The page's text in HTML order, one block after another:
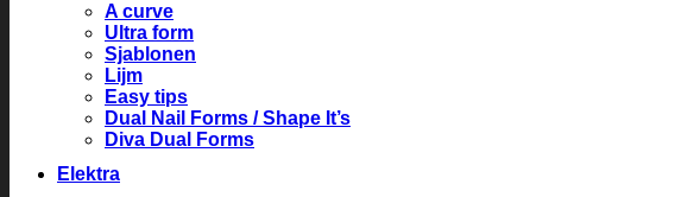
A curve
Ultra form
Sjablonen
Lijm
Easy tips
Dual Nail Forms / Shape It’s
Diva Dual Forms
Elektra